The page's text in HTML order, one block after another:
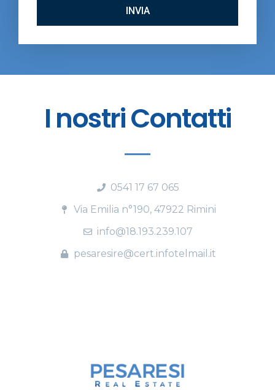
INVIA
I nostri Contatti
0541 17 67 065
Via Emilia n°190, 47922 Rimini
info@18.193.239.107
pesaresire@cert.infotelmail.it